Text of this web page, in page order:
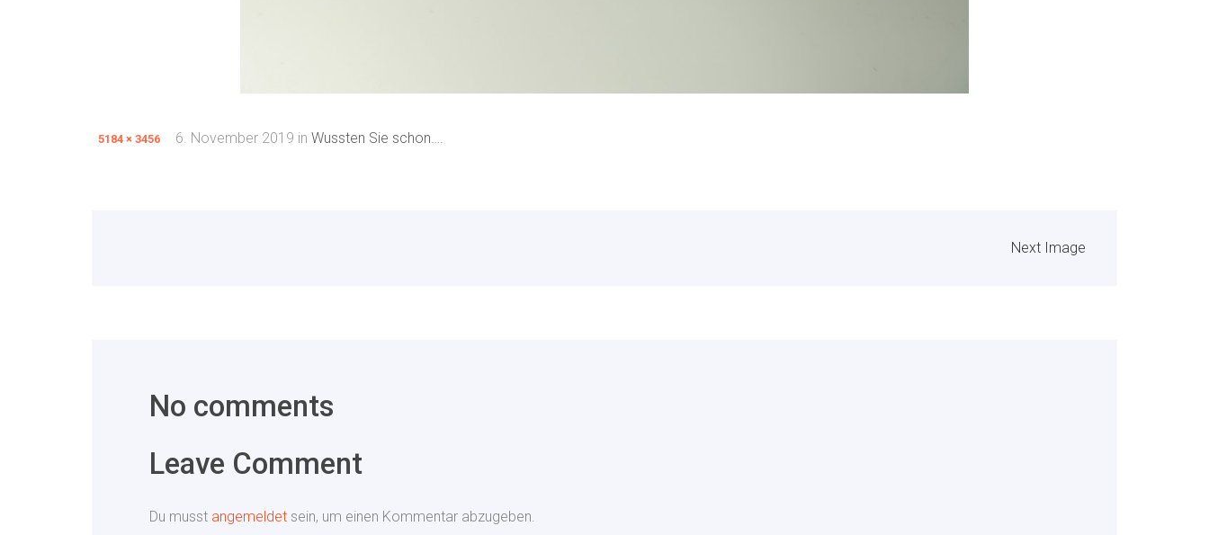
5184 × 3456 6. November 2019 in Wussten Sie schon….
Next Image
No comments
Leave Comment
Du musst angemeldet sein, um einen Kommentar abzugeben.